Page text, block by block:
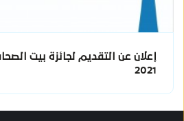
إعلان عن التقديم لجائزة بيت
2021